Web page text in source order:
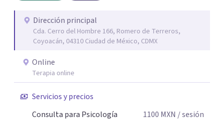
Dirección principal
Cda. Cerro del Hombre 166, Romero de Terreros,
Coyoacán, 04310 Ciudad de México, CDMX
Online
Terapia online
Servicios y precios
Consulta para Psicología
1100 MXN / sesión